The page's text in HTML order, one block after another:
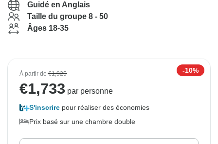
Guidé en Anglais
Taille du groupe 8 - 50
Âges 18-35
À partir de€1,925 -10%
€1,733 par personne
S'inscrire pour réaliser des économies
Prix basé sur une chambre double